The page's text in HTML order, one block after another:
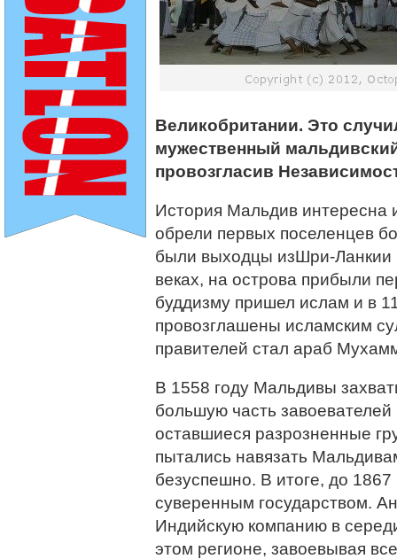
Великобритании. Это
мужественный
провозгласив
История Мальдив интересна
обрели первых поселенцев
были выходцы изШри-
веках, на острова прибыли
буддизму пришел ислам и в
провозглашены исламским
правителей стал араб
В 1558 году Мальдивы
большую часть
оставшиеся разрозненные
пытались навязать
безуспешно. В итоге, до
суверенным государством.
Индийскую компанию в
этом регионе, завоевывая